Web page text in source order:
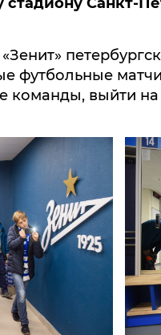
футбольные
команды, выйти